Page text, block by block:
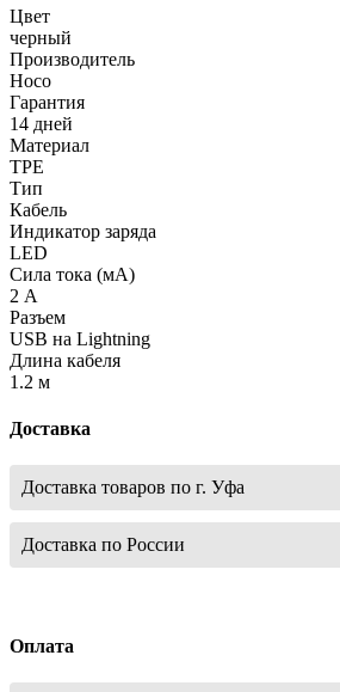
Цвет
черный
Производитель
Hoco
Гарантия
14 дней
Материал
TPE
Тип
Кабель
Индикатор заряда
LED
Сила тока (мА)
2 А
Разъем
USB на Lightning
Длина кабеля
1.2 м
Доставка
Доставка товаров по г. Уфа
Доставка по России
Оплата